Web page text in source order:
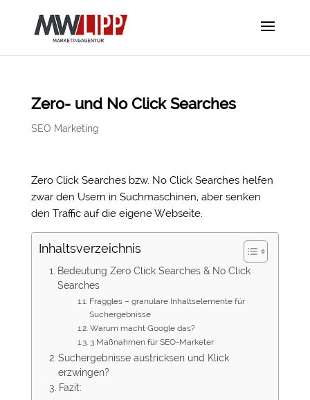
Zero- und No Click Searches
SEO Marketing
Zero Click Searches bzw. No Click Searches helfen
zwar den Usern in Suchmaschinen, aber senken
den Traffic auf die eigene Webseite.
Inhaltsverzeichnis
Bedeutung Zero Click Searches & No Click
Searches
Fraggles – granulare Inhaltselemente für
Suchergebnisse
Warum macht Google das?
3 Maßnahmen für SEO-Marketer
Suchergebnisse austricksen und Klick
erzwingen?
Fazit: